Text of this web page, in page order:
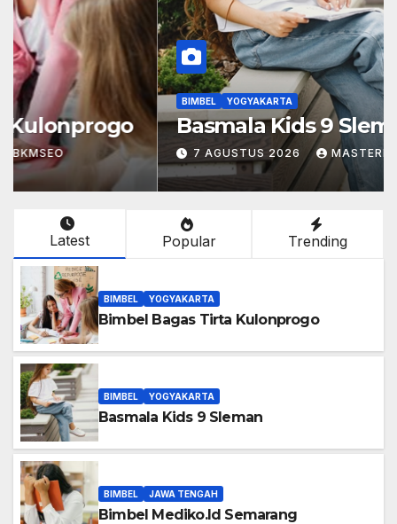
BIMBEL
Bimbel Bagas Tirta Kulonprogo
8 AGUSTUS 2026 MASTERBKMSEO
Latest Popular Trending
BIMBEL YOGYAKARTA
Bimbel Bagas Tirta Kulonprogo
BIMBEL YOGYAKARTA
Basmala Kids 9 Sleman
BIMBEL JAWA TENGAH
Bimbel Mediko.Id Semarang